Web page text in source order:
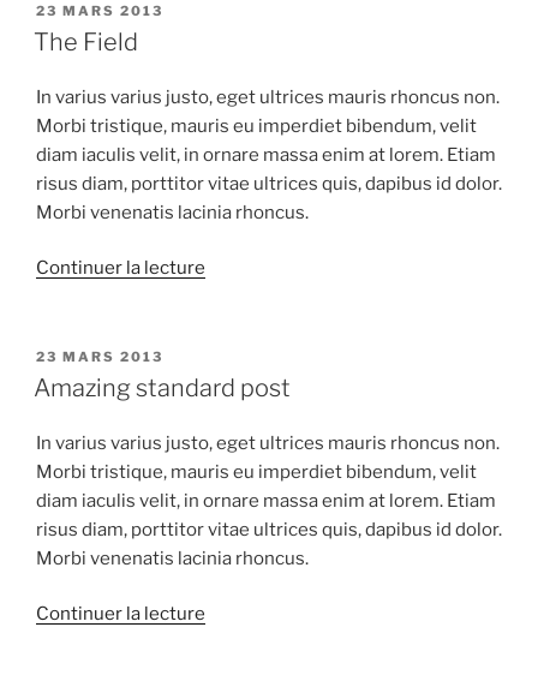
PUBLIÉ
LE
23 MARS 2013
The Field
In varius varius justo, eget ultrices mauris rhoncus non.
Morbi tristique, mauris eu imperdiet bibendum, velit
diam iaculis velit, in ornare massa enim at lorem. Etiam
risus diam, porttitor vitae ultrices quis, dapibus id dolor.
Morbi venenatis lacinia rhoncus.
Continuer la lecture
PUBLIÉ
LE
23 MARS 2013
Amazing standard post
In varius varius justo, eget ultrices mauris rhoncus non.
Morbi tristique, mauris eu imperdiet bibendum, velit
diam iaculis velit, in ornare massa enim at lorem. Etiam
risus diam, porttitor vitae ultrices quis, dapibus id dolor.
Morbi venenatis lacinia rhoncus.
Continuer la lecture